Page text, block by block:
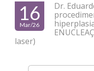
16
Mar/26
Dr.
laser)